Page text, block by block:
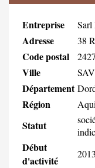
Entreprise Sarl
Adresse 38
Code postal
Ville
Département
Région
Statut
Début
d'activité
2013